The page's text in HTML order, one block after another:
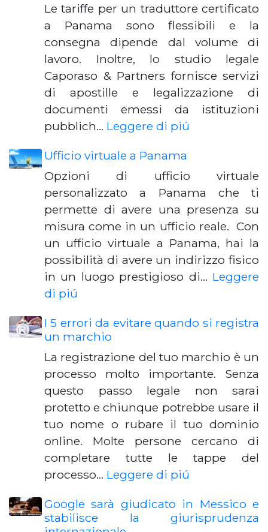
Le tariffe per un traduttore certificato
a Panama sono flessibili e la
consegna dipende dal volume di
lavoro. Inoltre, lo studio legale
Caporaso & Partners fornisce servizi
di apostille e legalizzazione di
documenti emessi da istituzioni
pubblich… Leggere di piú
Ufficio virtuale a Panama
Opzioni di ufficio virtuale
personalizzato a Panama che ti
permette di avere una presenza su
misura come in un ufficio reale. Con
un ufficio virtuale a Panama, hai la
possibilità di avere un indirizzo fisico
in un luogo prestigioso di… Leggere
di piú
I 5 errori da evitare quando si registra
un marchio
La registrazione del tuo marchio è un
processo molto importante. Senza
questo passo legale non sarai
protetto e chiunque potrebbe usare il
tuo nome o rubare il tuo dominio
online. Molte persone cercano di
completare tutte le tappe del
processo… Leggere di piú
Google sarà giudicato in Messico e
stabilisce la giurisprudenza